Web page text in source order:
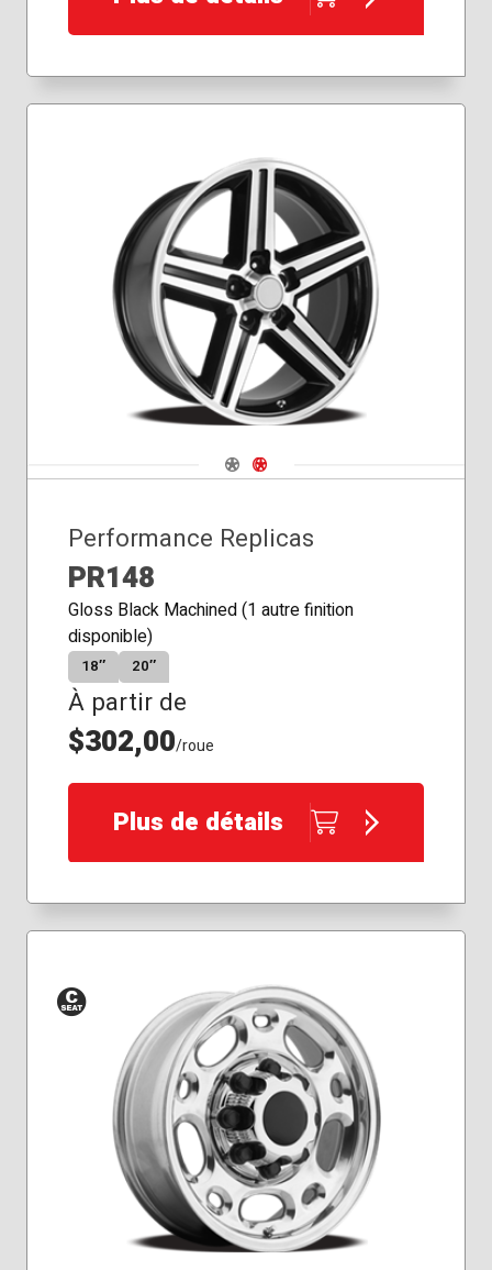
Navigate 1
Navigate 2
Performance Replicas
PR148
Gloss Black Machined (1 autre finition
disponible)
18″ 20″
À partir de
$302,00/roue
Plus de détails
Siège
conique